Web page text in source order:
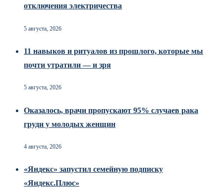
отключения электричества
5 августа, 2026
11 навыков и ритуалов из прошлого, которые мы
почти утратили — и зря
5 августа, 2026
Оказалось, врачи пропускают 95% случаев рака
груди у молодых женщин
4 августа, 2026
«Яндекс» запустил семейную подписку
«Яндекс.Плюс»